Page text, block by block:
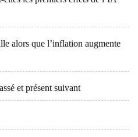
alors que l’inflation augmente
et présent suivant